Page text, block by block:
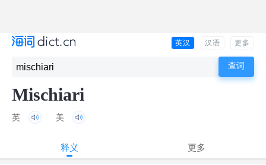
英汉 汉语 更多
Mischiari
英 美
释义 更多